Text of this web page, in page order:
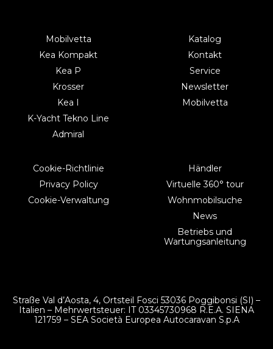
Mobilvetta
Kea Kompakt
Kea P
Krosser
Kea I
K-Yacht Tekno Line
Admiral
Katalog
Kontakt
Service
Newsletter
Mobilvetta
Cookie-Richtlinie
Privacy Policy
Cookie-Verwaltung
Händler
Virtuelle 360° tour
Wohnmobilsuche
News
Betriebs und
Wartungsanleitung
Straße Val d’Aosta, 4, Ortsteil Fosci 53036 Poggibonsi (SI) –
Italien – Mehrwertsteuer: IT 03345730968 R.E.A. SIENA
121759 – SEA Società Europea Autocaravan S.p.A